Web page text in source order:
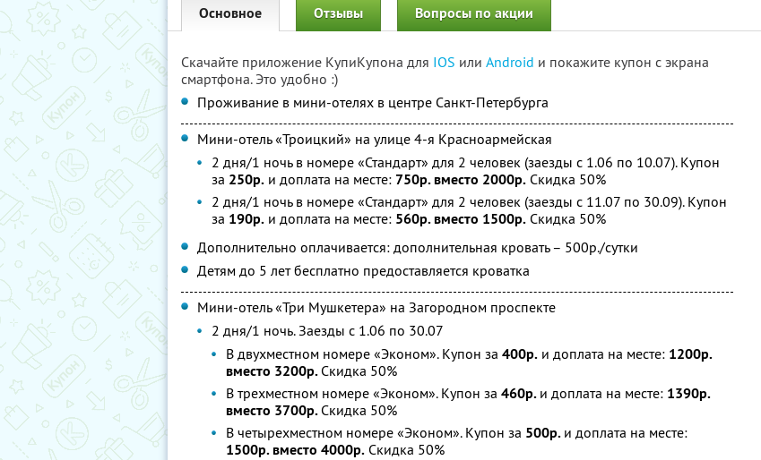
Основное Отзывы Вопросы по акции
Скачайте приложение КупиКупона для IOS или Android и покажите купон с экрана
смартфона. Это удобно :)
Проживание в мини-отелях в центре Санкт-Петербурга
Мини-отель «Троицкий» на улице 4-я Красноармейская
2 дня/1 ночь в номере «Стандарт» для 2 человек (заезды с 1.06 по 10.07). Купон
за 250р. и доплата на месте: 750р. вместо 2000р. Скидка 50%
2 дня/1 ночь в номере «Стандарт» для 2 человек (заезды с 11.07 по 30.09). Купон
за 190р. и доплата на месте: 560р. вместо 1500р. Скидка 50%
Дополнительно оплачивается: дополнительная кровать – 500р./сутки
Детям до 5 лет бесплатно предоставляется кроватка
Мини-отель «Три Мушкетера» на Загородном проспекте
2 дня/1 ночь. Заезды с 1.06 по 30.07
В двухместном номере «Эконом». Купон за 400р. и доплата на месте: 1200р.
вместо 3200р. Скидка 50%
В трехместном номере «Эконом». Купон за 460р. и доплата на месте: 1390р.
вместо 3700р. Скидка 50%
В четырехместном номере «Эконом». Купон за 500р. и доплата на месте:
1500р. вместо 4000р. Скидка 50%